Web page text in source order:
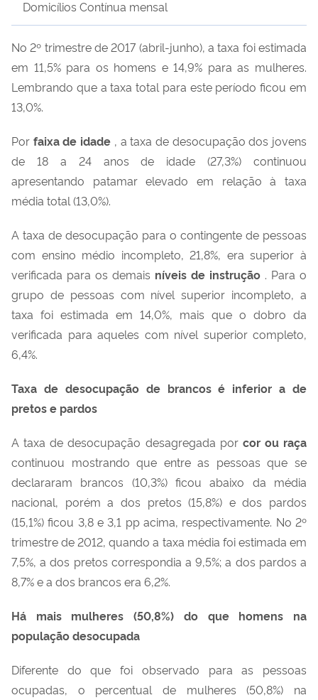
Domicílios Contínua mensal
No 2º trimestre de 2017 (abril-junho), a taxa foi estimada
em 11,5% para os homens e 14,9% para as mulheres.
Lembrando que a taxa total para este período ficou em
13,0%.
Por faixa de idade , a taxa de desocupação dos jovens
de 18 a 24 anos de idade (27,3%) continuou
apresentando patamar elevado em relação à taxa
média total (13,0%).
A taxa de desocupação para o contingente de pessoas
com ensino médio incompleto, 21,8%, era superior à
verificada para os demais níveis de instrução . Para o
grupo de pessoas com nível superior incompleto, a
taxa foi estimada em 14,0%, mais que o dobro da
verificada para aqueles com nível superior completo,
6,4%.
Taxa de desocupação de brancos é inferior a de
pretos e pardos
A taxa de desocupação desagregada por cor ou raça
continuou mostrando que entre as pessoas que se
declararam brancos (10,3%) ficou abaixo da média
nacional, porém a dos pretos (15,8%) e dos pardos
(15,1%) ficou 3,8 e 3,1 pp acima, respectivamente. No 2º
trimestre de 2012, quando a taxa média foi estimada em
7,5%, a dos pretos correspondia a 9,5%; a dos pardos a
8,7% e a dos brancos era 6,2%.
Há mais mulheres (50,8%) do que homens na
população desocupada
Diferente do que foi observado para as pessoas
ocupadas, o percentual de mulheres (50,8%) na